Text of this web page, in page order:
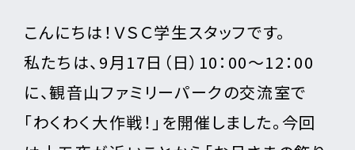
こんにちは！ＶＳＣ学生スタッフです。
私たちは、9月17日（日）10：00～12：00
に、観音山ファミリーパークの交流室で
「わくわく大作戦！」を開催しました。今回